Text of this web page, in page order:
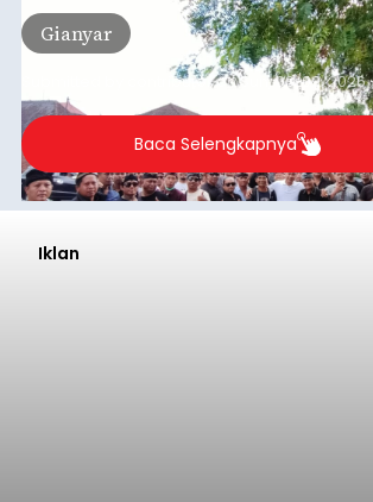
Gianyar
contributoronSun, 08/09/2026 -
Baca Selengkapnya
Iklan